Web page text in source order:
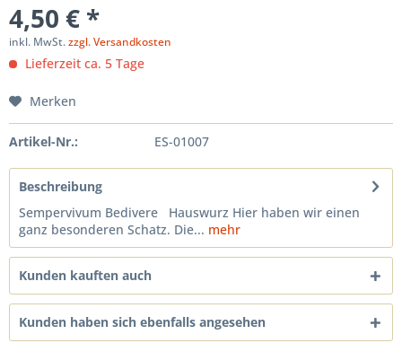
4,50 € *
inkl. MwSt.zzgl. Versandkosten
Lieferzeit ca. 5 Tage
Merken
Artikel-Nr.: ES-01007
Beschreibung
Sempervivum Bedivere Hauswurz Hier haben wir einen
ganz besonderen Schatz. Die... mehr
Kunden kauften auch
Kunden haben sich ebenfalls angesehen